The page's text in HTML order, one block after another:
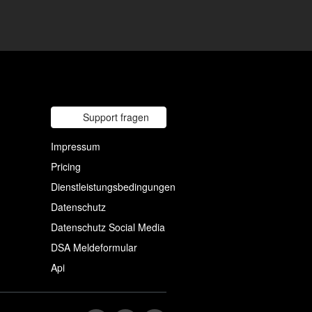
Support fragen
Impressum
Pricing
Dienstleistungsbedingungen
Datenschutz
Datenschutz Social Media
DSA Meldeformular
Api